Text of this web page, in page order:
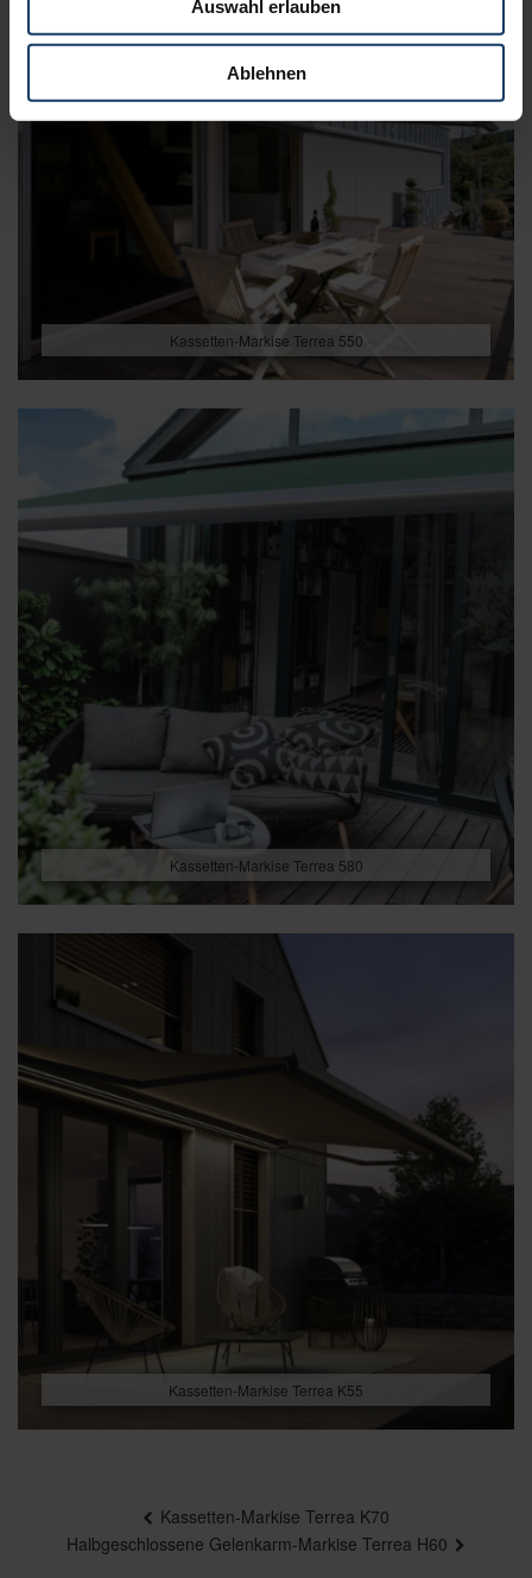
Auswahl erlauben
Ablehnen
Kassetten-Markise Terrea 550
Kassetten-Markise Terrea 580
Kassetten-Markise Terrea K55
Kassetten-Markise Terrea K70
Halbgeschlossene Gelenkarm-Markise Terrea H60